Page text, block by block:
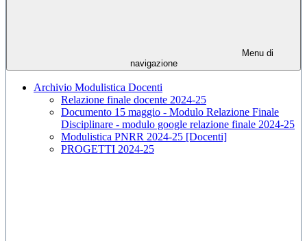
Menu di
navigazione
Archivio Modulistica Docenti
Relazione finale docente 2024-25
Documento 15 maggio - Modulo Relazione Finale
Disciplinare - modulo google relazione finale 2024-25
Modulistica PNRR 2024-25 [Docenti]
PROGETTI 2024-25